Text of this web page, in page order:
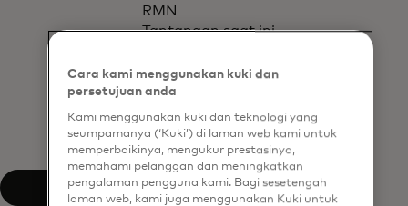
RMN
Tantangan saat ini
memaksimalkan ROI
Manfaat potensial
dari membangun
kemitraan RMN
Unduh Laporan
Cara kami menggunakan kuki dan
persetujuan anda
Kami menggunakan kuki dan teknologi yang
seumpamanya (‘Kuki’) di laman web kami untuk
memperbaikinya, mengukur prestasinya,
memahami pelanggan dan meningkatkan
pengalaman pengguna kami. Bagi sesetengah
laman web, kami juga menggunakan Kuki untuk